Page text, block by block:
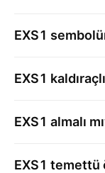
EXS1
EXS1
EXS1 almalı
EXS1 temettü